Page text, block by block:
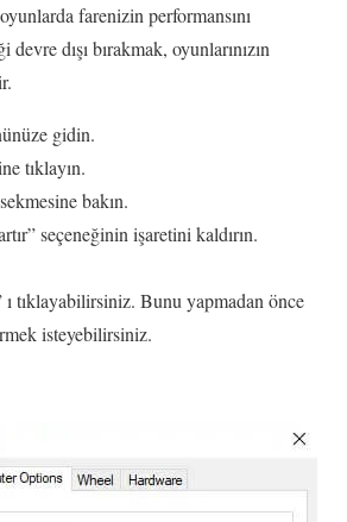
farenizin performansını
dışı bırakmak, oyunlarınızın
gidin.
tıklayın.
bakın.
seçeneğinin işaretini kaldırın.
tıklayabilirsiniz. Bunu yapmadan önce
isteyebilirsiniz.